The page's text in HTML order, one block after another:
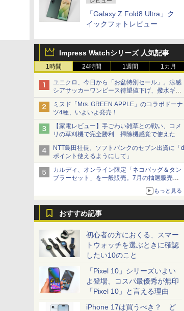
「Galaxy Z Fold8 Ultra」ク
イックフォトレビュー
Impress Watchシリーズ 人気記事
1時間 24時間 1週間 1カ月
ユニクロ、今日から「お盆特別セール」。涼感
シアサッカーワンピース待望値下げ、撥水ギア
ショーツは1990円に
ミスド「Mrs. GREEN APPLE」のコラボドーナ
ツ4種、いよいよ発売！
【家電レビュー】手ごわい雑草との戦い、コメ
リの草刈機で完全勝利 掃除機感覚で使えた
NTT島田社長、ソフトバンクのセブン出資に「d
ポイント使えるようにして」
カルディ、オンライン限定「ネコバッグ＆タン
ブラーセット」を一般販売。7月の抽選販売の
もっと見る
おすすめ記事
初心者の方におくる、スマー
トウォッチを選ぶときに確認
したい10のこと
「Pixel 10」シリーズいよい
よ登場、コスパ最優秀が無印
「Pixel 10」と言える理由
iPhone 17は買うべき？ ど